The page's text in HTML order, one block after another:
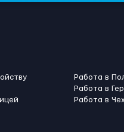
Работа в
Работа в
Работа в